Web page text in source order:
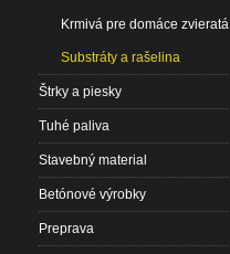
Krmivá pre domáce zvieratá
Substráty a rašelina
Štrky a piesky
Tuhé paliva
Stavebný material
Betónové výrobky
Preprava